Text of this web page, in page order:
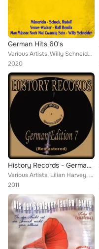
German Hits 60's
Various Artists, Willy Schneider, Willy Fritsch, Lys Assia, Trans Siberian Orchestra, Norbert Schulze, Wolfgang Sauer, Botho Luc...
2020
History Records - German Edition 7 (Remastered)
Various Artists, Lilian Harvey, Rosita Serrano, Wilhelm Strienz, Willi Forst, Zarah Leander, Marika Rökk, Hans Söhnker, Pola Neg...
2011